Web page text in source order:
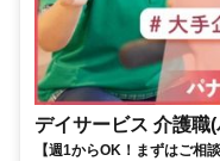
デイサービス 介護職
【週1からOK！まずはご相